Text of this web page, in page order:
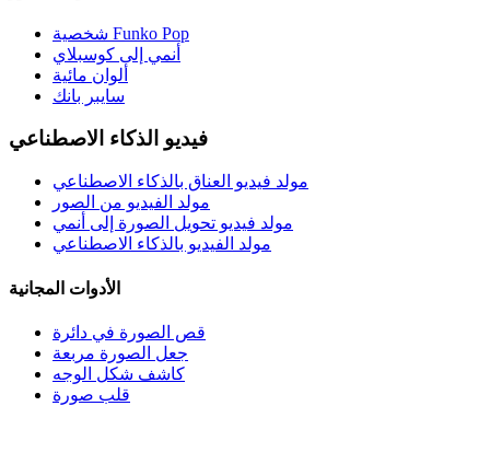
شخصية Funko Pop
أنمي إلى كوسبلاي
ألوان مائية
سايبر بانك
فيديو الذكاء الاصطناعي
مولد فيديو العناق بالذكاء الاصطناعي
مولد الفيديو من الصور
مولد فيديو تحويل الصورة إلى أنمي
مولد الفيديو بالذكاء الاصطناعي
الأدوات المجانية
قص الصورة في دائرة
جعل الصورة مربعة
كاشف شكل الوجه
قلب صورة